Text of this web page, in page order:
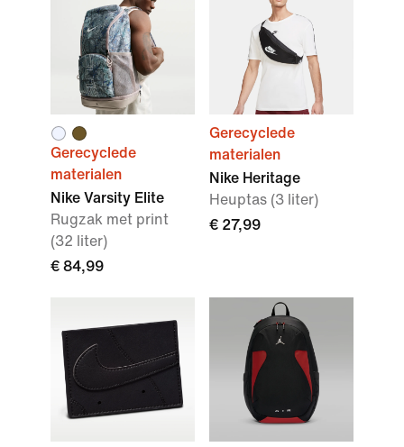
Gerecyclede
materialen
Nike Varsity Elite
Rugzak met print
(32 liter)
€ 84,99
Gerecyclede
materialen
Nike Heritage
Heuptas (3 liter)
€ 27,99